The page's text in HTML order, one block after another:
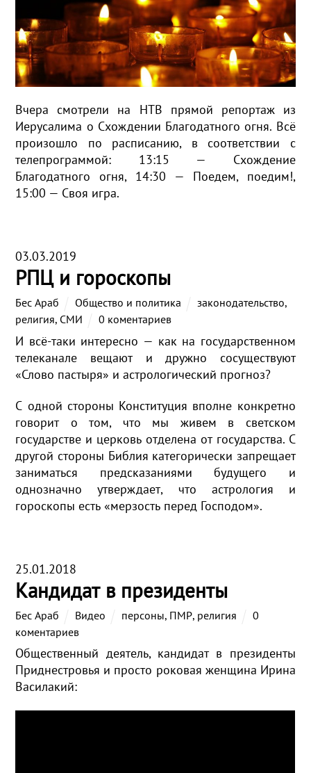
Вчера смотрели на НТВ прямой репортаж из
Иерусалима о Схождении Благодатного огня. Всё
произошло по расписанию, в соответствии с
телепрограммой: 13:15 — Схождение
Благодатного огня, 14:30 — Поедем, поедим!,
15:00 — Своя игра.
03.03.2019
РПЦ и гороскопы
Бес Араб Общество и политика законодательство,
религия, СМИ 0 коментариев
И всё-таки интересно — как на государственном
телеканале вещают и дружно сосуществуют
«Слово пастыря» и астрологический прогноз?
С одной стороны Конституция вполне конкретно
говорит о том, что мы живем в светском
государстве и церковь отделена от государства. С
другой стороны Библия категорически запрещает
заниматься предсказаниями будущего и
однозначно утверждает, что астрология и
гороскопы есть «мерзость перед Господом».
25.01.2018
Кандидат в президенты
Бес Араб Видео персоны, ПМР, религия
0
коментариев
Общественный деятель, кандидат в президенты
Приднестровья и просто роковая женщина Ирина
Василакий: